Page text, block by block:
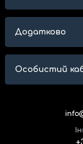
Додатково
Особистий